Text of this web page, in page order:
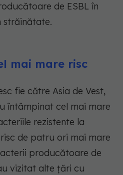
de ESBL în
străinătate.
mai mare risc
fie către Asia de Vest,
întâmpinat cel mai mare
rezistente la
de patru ori mai mare
producătoare de
vizitat alte țări cu